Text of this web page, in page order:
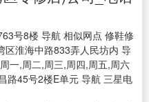
号8楼 导航 相似网点 修鞋修
区淮海中路833弄人民坊内 导
一,周二,周三,周四,周五,周六
路45号2楼E单元 导航 三星电